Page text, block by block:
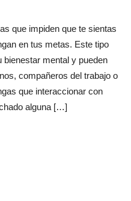
que impiden que te sientas
en tus metas. Este tipo
mental y pueden
compañeros del trabajo o
que interaccionar con
alguna […]